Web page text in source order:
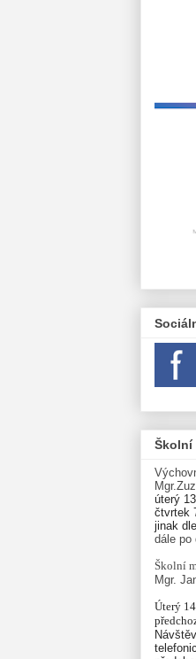
Školní
úterý
čtvrtek
jinak
dále po
Školní
Mgr.
Úterý